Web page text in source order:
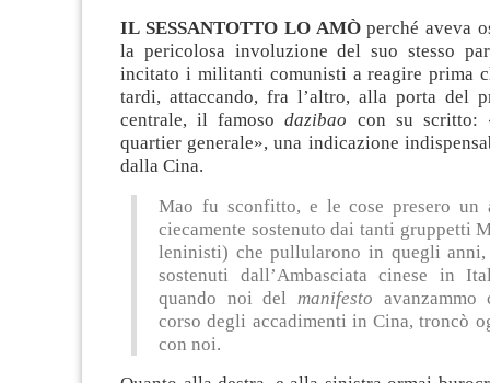
IL SESSANTOTTO LO AMÒperché aveva
la pericolosa involuzione del suo stesso
incitato i militanti comunisti a reagire prima
tardi, attaccando, fra l’altro, alla porta del
centrale, il famosodazibao con su scritto:
quartier generale», una indicazione
dalla Cina.
Mao fu sconfitto, e le cose presero un
ciecamente sostenuto dai tanti gruppetti
leninisti) che pullularono in quegli anni,
sostenuti dall’Ambasciata cinese in
quando noi del manifesto
corso degli accadimenti in Cina, troncò
con noi.